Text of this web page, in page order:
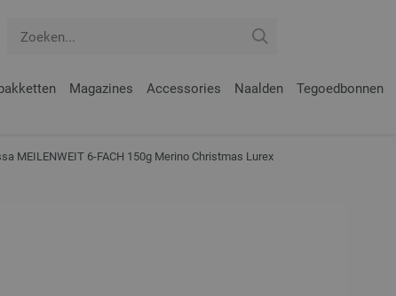
Magazines Accessories Naalden Tegoedbonnen
MEILENWEIT 6-FACH 150g Merino Christmas Lurex